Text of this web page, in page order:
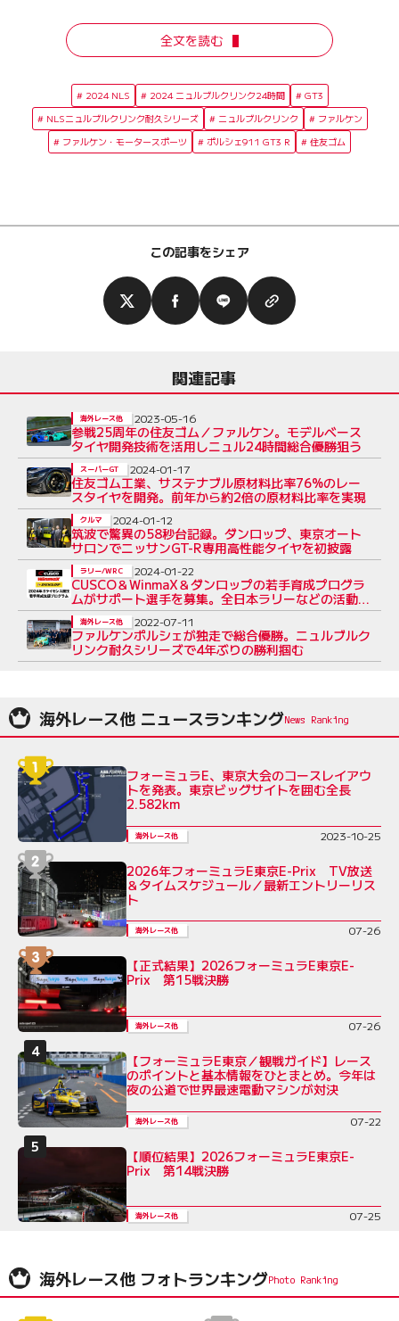
全文を読む
2024 NLS 2024 ニュルブルクリンク24時間
GT3
NLSニュルブルクリンク耐久シリーズ
ニュルブルクリンク
ファルケン
ファルケン・モータースポーツ
ポルシェ911 GT3 R 住友ゴム
この記事をシェア
関連記事
参戦25周年の住友ゴム／ファルケン。モデルベース
タイヤ開発技術を活用しニュル24時間総合優勝狙う
海外レース他 2023-05-16
住友ゴム工業、サステナブル原材料比率76%のレー
スタイヤを開発。前年から約2倍の原材料比率を実現
スーパーGT 2024-01-17
筑波で驚異の58秒台記録。ダンロップ、東京オート
サロンでニッサンGT-R専用高性能タイヤを初披露
クルマ 2024-01-12
CUSCO＆WinmaX＆ダンロップの若手育成プログラ
ムがサポート選手を募集。全日本ラリーなどの活動を
支援
ラリー/WRC 2024-01-22
ファルケンポルシェが独走で総合優勝。ニュルブルク
リンク耐久シリーズで4年ぶりの勝利掴む
海外レース他 2022-07-11
海外レース他 ニュースランキング
フォーミュラE、東京大会のコースレイアウ
トを発表。東京ビッグサイトを囲む全長
2.582km
海外レース他 2023-10-25
2026年フォーミュラE東京E-Prix TV放送
＆タイムスケジュール／最新エントリーリス
ト
海外レース他 07-26
【正式結果】2026フォーミュラE東京E-
Prix 第15戦決勝
海外レース他 07-26
【フォーミュラE東京／観戦ガイド】レース
のポイントと基本情報をひとまとめ。今年は
夜の公道で世界最速電動マシンが対決
海外レース他 07-22
【順位結果】2026フォーミュラE東京E-
Prix 第14戦決勝
海外レース他 07-25
海外レース他 フォトランキング